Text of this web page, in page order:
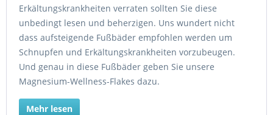
Erkältungskrankheiten verraten sollten Sie diese
unbedingt lesen und beherzigen. Uns wundert nicht
dass aufsteigende Fußbäder empfohlen werden um
Schnupfen und Erkältungskrankheiten vorzubeugen.
Und genau in diese Fußbäder geben Sie unsere
Magnesium-Wellness-Flakes dazu.
Mehr lesen